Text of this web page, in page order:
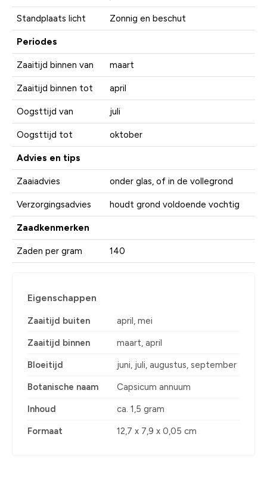
Standplaats licht Zonnig en beschut
Periodes
Zaaitijd binnen van maart
Zaaitijd binnen tot april
Oogsttijd van juli
Oogsttijd tot oktober
Advies en tips
Zaaiadvies onder glas, of in de vollegrond
Verzorgingsadvies houdt grond voldoende vochtig
Zaadkenmerken
Zaden per gram 140
Eigenschappen
Zaaitijd buiten april, mei
Zaaitijd binnen maart, april
Bloeitijd juni, juli, augustus, september
Botanische naam Capsicum annuum
Inhoud ca. 1,5 gram
Formaat 12,7 x 7,9 x 0,05 cm